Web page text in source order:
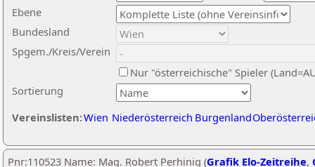
Ebene
Sortierung
Bundesland
Spgem./Kreis/Verein
Nur "österreichische" Spieler
Vereinslisten:Wien Niederösterreich Burgenland
Pnr:110523 Name: Mag. Robert Perhinig (Grafik Elo-Zeitreihe,